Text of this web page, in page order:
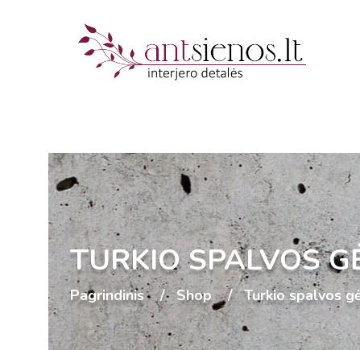
TURKIO SPALVOS
Pagrindinis Shop Turkio spalvos